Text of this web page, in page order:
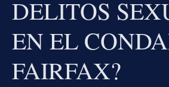
DELITOS
EN EL
FAIRFAX?